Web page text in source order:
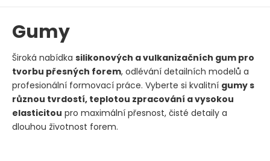
Gumy
Široká nabídka silikonových a vulkanizačních gum pro
tvorbu přesných forem, odlévání detailních modelů a
profesionální formovací práce. Vyberte si kvalitní gumy s
různou tvrdostí, teplotou zpracování a vysokou
elasticitou pro maximální přesnost, čisté detaily a
dlouhou životnost forem.